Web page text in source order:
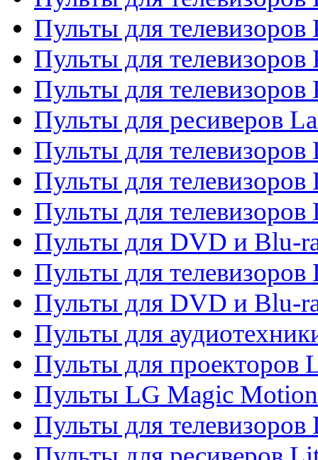
Пульты для телевизоров
Пульты для
Пульты для
Пульты для ресиверов
Пульты для телевизоров
Пульты для телевизоров
Пульты для телевизоров
Пульты для DVD и Blu-
Пульты для телевизоров
Пульты для DVD и Blu-
Пульты для
Пульты для проекторов
Пульты LG Magic Motion
Пульты для